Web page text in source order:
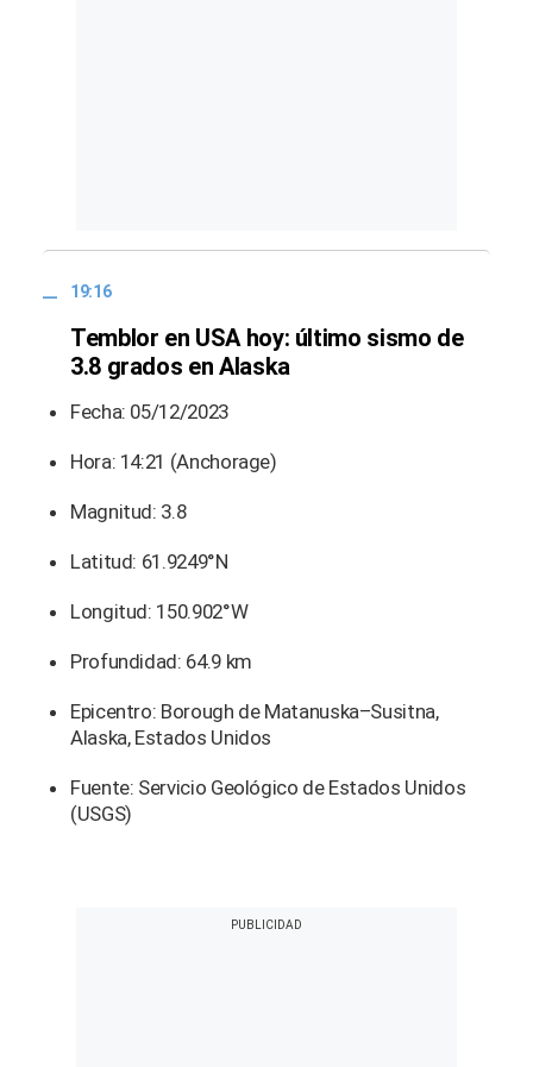
19:16
Temblor en USA hoy: último sismo de
3.8 grados en Alaska
Fecha: 05/12/2023
Hora: 14:21 (Anchorage)
Magnitud: 3.8
Latitud: 61.9249°N
Longitud: 150.902°W
Profundidad: 64.9 km
Epicentro: Borough de Matanuska–Susitna,
Alaska, Estados Unidos
Fuente: Servicio Geológico de Estados Unidos
(USGS)